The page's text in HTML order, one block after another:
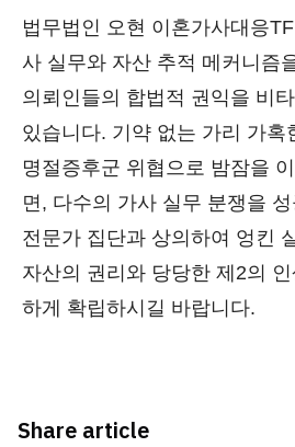
법무법인 오현 이혼가사대응
사 실무와 자산 추적 메커니즘
의뢰인들의 합법적 권익을 비
있습니다. 기약 없는 가리 가혹
명절증후군 위협으로 밤잠을
면, 다수의 가사 실무 분쟁을
전문가 집단과 상의하여 엉킨
자산의 권리와 당당한 제2의
하게 확립하시길 바랍니다.
Share article